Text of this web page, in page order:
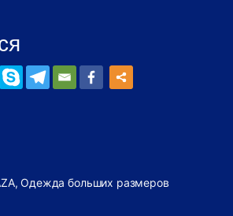
Одежда больших размеров